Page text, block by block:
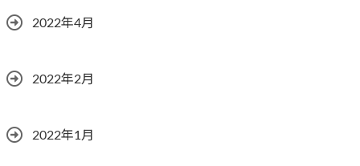
2022年4月
2022年2月
2022年1月